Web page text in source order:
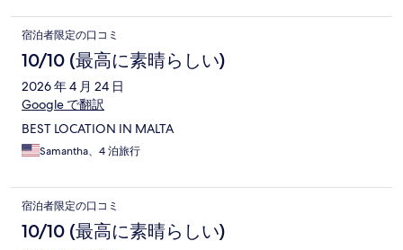
コンサート会場の隣に泊まっている感じでした。スタッフの
方々がとても良かったので、申し訳ありませんが、滞在として
は不満にいたします。昼のバレッタ観光のロケーションとして
は良いです。
宿泊者限定の口コミ
10/10 (最高に素晴らしい)
2026 年 4 月 24 日
Google で翻訳
BEST LOCATION IN MALTA
Samantha、4 泊旅行
宿泊者限定の口コミ
10/10 (最高に素晴らしい)